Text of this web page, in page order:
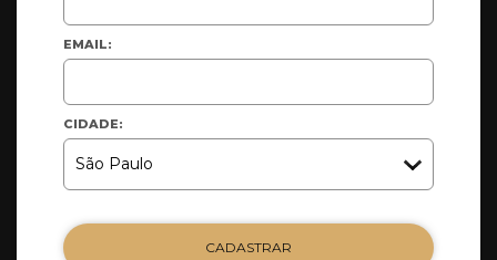
EMAIL:
CIDADE:
CADASTRAR